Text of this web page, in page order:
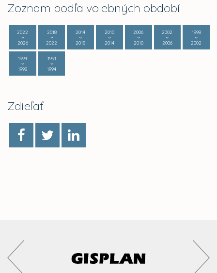
Zoznam podľa volebných období
2022
2026
2018
2022
2014
2018
2010
2014
2006
2010
2002
2006
1998
2002
1994
1998
1991
1994
Zdieľať